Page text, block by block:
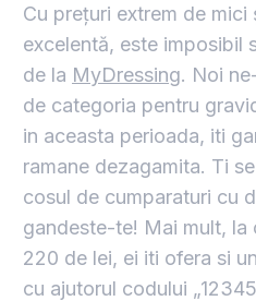
Cu prețuri extrem de
excelentă, este imposibil
de la MyDressing. Noi
de categoria pentru
in aceasta perioada, iti
ramane dezagamita. Ti
cosul de cumparaturi cu
gandeste-te! Mai mult, la
220 de lei, ei iti ofera si
cu ajutorul codului